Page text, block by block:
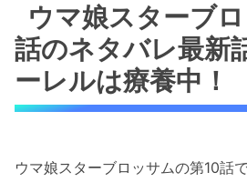
ウマ娘スターブ
話のネタバレ最新
ーレルは療養中！
ウマ娘スターブロッサムの第10話